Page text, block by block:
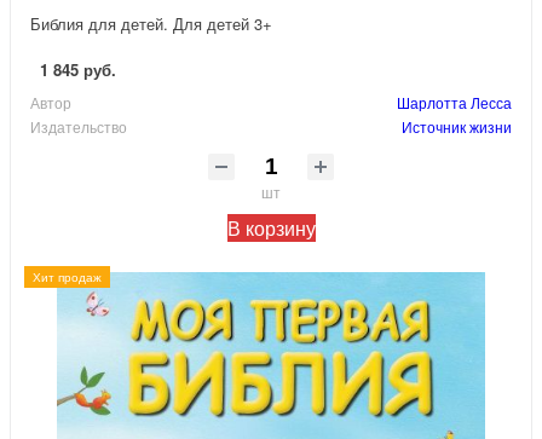
Библия для детей. Для детей 3+
1 845 руб.
Автор
Шарлотта Лесса
Издательство
Источник жизни
шт
В корзину
Хит продаж